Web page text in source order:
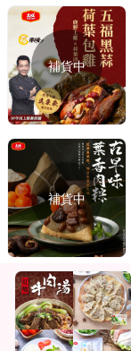
補貨中
補貨中